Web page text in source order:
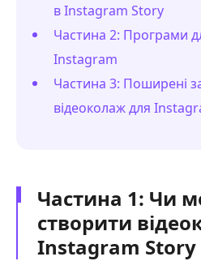
в Instagram Story
Частина 2: Програми
Instagram
Частина 3: Поширені
відеоколаж для
Частина 1: Чи
створити
Instagram Story